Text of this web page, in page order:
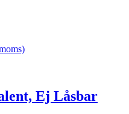
Ej Låsbar